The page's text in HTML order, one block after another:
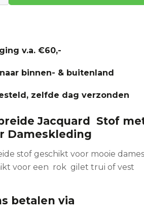
v.a. €60,-
binnen- & buitenland
zelfde dag verzonden
Jacquard Stof
Dameskleding
stof geschikt voor mooie
voor een rok gilet trui of vest
betalen via